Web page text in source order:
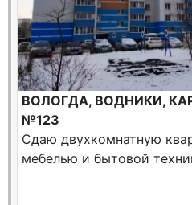
ВОЛОГДА, ВОДНИКИ,
№123
Сдаю двухкомнатную
мебелью и бытовой